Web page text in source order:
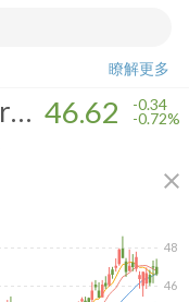
瞭解更多
Western Midstream Partners, LP 46.62 -0.34
-0.72%
close
46
48